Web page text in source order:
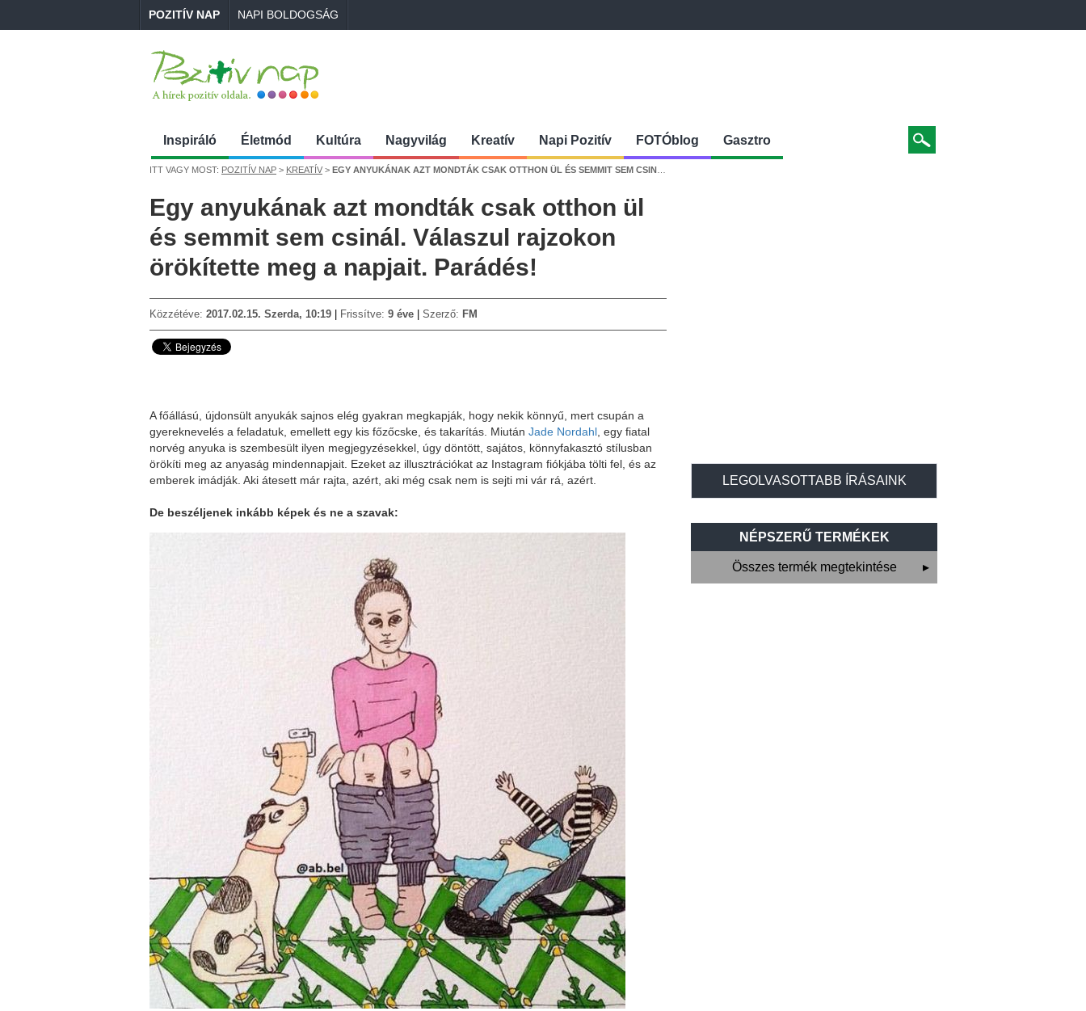
POZITÍV NAP NAPI BOLDOGSÁG
Inspiráló Életmód Kultúra Nagyvilág Kreatív Napi Pozitív FOTÓblog Gasztro
ITT VAGY MOST: POZITÍV NAP > KREATÍV > EGY ANYUKÁNAK AZT MONDTÁK CSAK OTTHON ÜL ÉS SEMMIT SEM CSINÁL. VÁLASZUL RAJZOKON ÖRÖKÍTETTE MEG A NAPJAIT. PARÁDÉS!
Egy anyukának azt mondták csak otthon ül
és semmit sem csinál. Válaszul rajzokon
örökítette meg a napjait. Parádés!
Közzétéve: 2017.02.15. Szerda, 10:19 Frissítve: 9 éve Szerző: FM
A főállású, újdonsült anyukák sajnos elég gyakran megkapják, hogy nekik könnyű, mert csupán a
gyereknevelés a feladatuk, emellett egy kis főzőcske, és takarítás. Miután Jade Nordahl , egy fiatal
norvég anyuka is szembesült ilyen megjegyzésekkel, úgy döntött, sajátos, könnyfakasztó stílusban
örökíti meg az anyaság mindennapjait. Ezeket az illusztrációkat az Instagram fiókjába tölti fel, és az
emberek imádják. Aki átesett már rajta, azért, aki még csak nem is sejti mi vár rá, azért.
De beszéljenek inkább képek és ne a szavak:
LEGOLVASOTTABB ÍRÁSAINK
NÉPSZERŰ TERMÉKEK
Összes termék megtekintése ▸